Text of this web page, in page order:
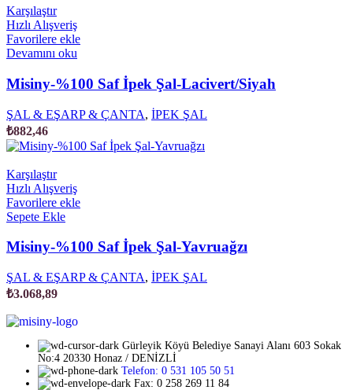
Karşılaştır
Hızlı Alışveriş
Favorilere ekle
Devamını oku
Misiny-%100 Saf İpek Şal-Lacivert/Siyah
ŞAL & EŞARP & ÇANTA, İPEK ŞAL
₺882,46
Karşılaştır
Hızlı Alışveriş
Favorilere ekle
Sepete Ekle
Misiny-%100 Saf İpek Şal-Yavruağzı
ŞAL & EŞARP & ÇANTA, İPEK ŞAL
₺3.068,89
Gürleyik Köyü Belediye Sanayi Alanı 603 Sokak
No:4 20330 Honaz / DENİZLİ
Telefon: 0 531 105 50 51
Fax: 0 258 269 11 84